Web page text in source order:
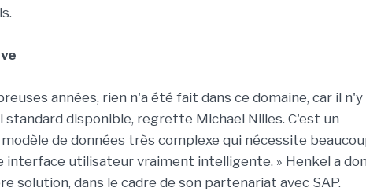
années, rien n'a été fait dans ce domaine, car il n'y
disponible, regrette Michael Nilles. C'est un
de données très complexe qui nécessite
interface utilisateur vraiment intelligente. » Henkel a
solution, dans le cadre de son partenariat avec SAP.